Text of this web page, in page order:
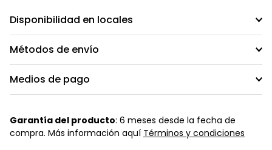
Disponibilidad en locales
Métodos de envío
Medios de pago
Garantía del producto: 6 meses desde la fecha de
compra. Más información aquí Términos y condiciones